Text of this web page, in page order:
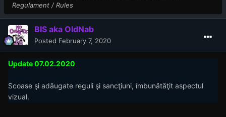
Regulament / Rules
BIS aka OldNab
Posted February 7, 2020
Update 07.02.2020
Scoase şi adăugate reguli şi sancţiuni, îmbunătăţit aspectul
vizual.